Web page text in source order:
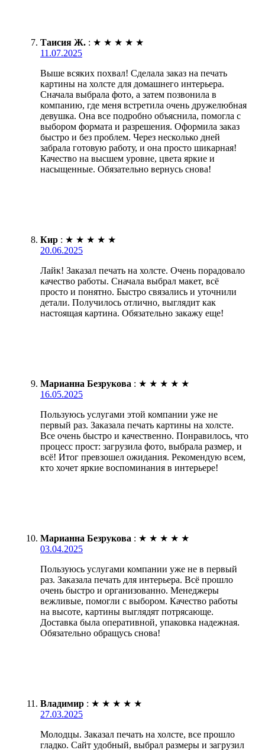
Таисия Ж. : ★ ★ ★ ★ ★
11.07.2025
Выше всяких похвал! Сделала заказ на печать
картины на холсте для домашнего интерьера.
Сначала выбрала фото, а затем позвонила в
компанию, где меня встретила очень дружелюбная
девушка. Она все подробно объяснила, помогла с
выбором формата и разрешения. Оформила заказ
быстро и без проблем. Через несколько дней
забрала готовую работу, и она просто шикарная!
Качество на высшем уровне, цвета яркие и
насыщенные. Обязательно вернусь снова!
Кир : ★ ★ ★ ★ ★
20.06.2025
Лайк! Заказал печать на холсте. Очень порадовало
качество работы. Сначала выбрал макет, всё
просто и понятно. Быстро связались и уточнили
детали. Получилось отлично, выглядит как
настоящая картина. Обязательно закажу еще!
Марианна Безрукова : ★ ★ ★ ★ ★
16.05.2025
Пользуюсь услугами этой компании уже не
первый раз. Заказала печать картины на холсте.
Все очень быстро и качественно. Понравилось, что
процесс прост: загрузила фото, выбрала размер, и
всё! Итог превзошел ожидания. Рекомендую всем,
кто хочет яркие воспоминания в интерьере!
Марианна Безрукова : ★ ★ ★ ★ ★
03.04.2025
Пользуюсь услугами компании уже не в первый
раз. Заказала печать для интерьера. Всё прошло
очень быстро и организованно. Менеджеры
вежливые, помогли с выбором. Качество работы
на высоте, картины выглядят потрясающе.
Доставка была оперативной, упаковка надежная.
Обязательно обращусь снова!
Владимир : ★ ★ ★ ★ ★
27.03.2025
Молодцы. Заказал печать на холсте, все прошло
гладко. Сайт удобный, выбрал размеры и загрузил